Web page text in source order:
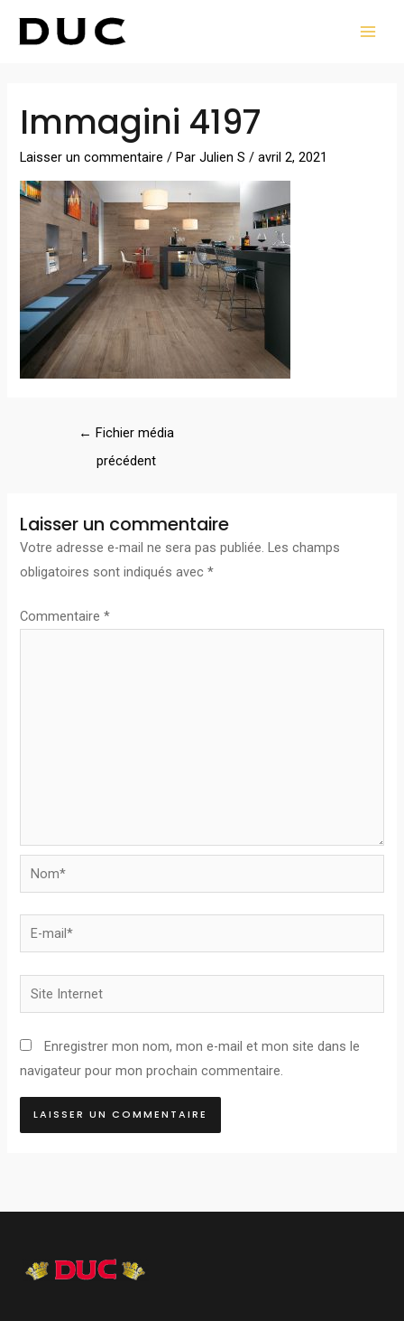
Immagini 4197
Laisser un commentaire / ParJulien S/avril 2, 2021
des
← Fichier média
précédent
Laisser un commentaire
Votre adresse e-mail ne sera pas publiée. Les champs
obligatoires sont indiqués avec*
Commentaire*
Nom*
E-
mail*
Site
Internet
Enregistrer mon nom, mon e-mail et mon site dans le
navigateur pour mon prochain commentaire.